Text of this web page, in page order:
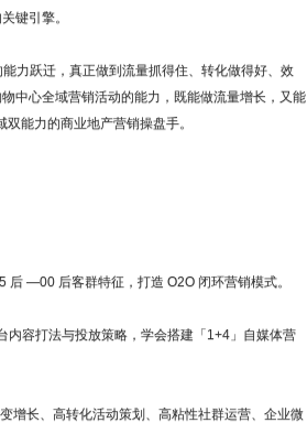
键引擎。
力跃迁，真正做到流量抓得住、转化做得好、效
中心全域营销活动的能力，既能做流量增长，又能
能力的商业地产营销操盘手。
—00 后客群特征，打造 O2O 闭环营销模式。
容打法与投放策略，学会搭建「1+4」自媒体营
长、高转化活动策划、高粘性社群运营、企业微